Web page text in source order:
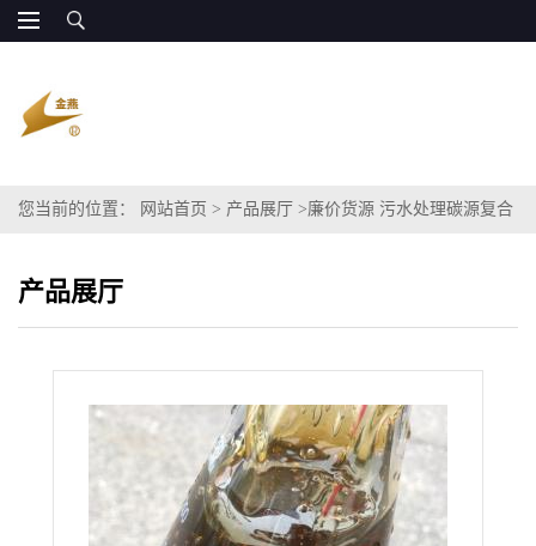
您当前的位置： 网站首页 > 产品展厅 >廉价货源 污水处理碳源复合
产品展厅